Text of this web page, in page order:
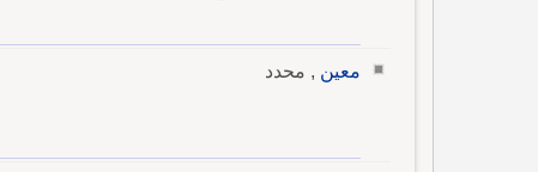
معين , محدد